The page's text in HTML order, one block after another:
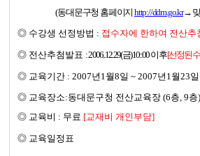
(동대문구청 홈페이지http://ddm.go.kr→
◎ 수강생 선정방법 : 접수자에 한하여 전산
◎ 전산추첨발표 :2006.. 12. 29(금) 10::00 이후[선정된
◎ 교육기간 : 2007년1월8일 ~ 2007년1월23
◎ 교육장소:동대문구청 전산교육장 (6층, 9층)
◎ 교육비 : 무료 [교재비 개인부담]
◎ 교육일정표